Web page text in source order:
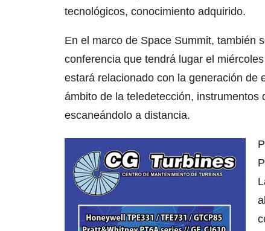
tecnológicos, conocimiento adquirido.
En el marco de Space Summit, también
conferencia que tendrá lugar el
estará relacionado con la generación de
ámbito de la teledetección,
escaneándolo a distancia.